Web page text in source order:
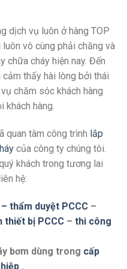
dịch vụ luôn ở hàng TOP
vô cùng phải chăng và
chữa cháy hiện nay. Đến
cảm thấy hài lòng bởi thái
chăm sóc khách hàng
khách hàng.
quan tâm công trình lắp
của công ty chúng tôi.
khách trong tương lai
hệ:
thẩm duyệt PCCC –
thiết bị PCCC – thi công
bơm dùng trong cấp
.